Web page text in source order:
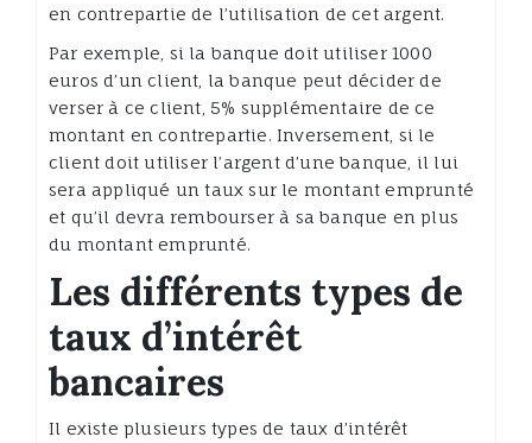
en contrepartie de l’utilisation de cet argent.
Par exemple, si la banque doit utiliser 1000
euros d’un client, la banque peut décider de
verser à ce client, 5% supplémentaire de ce
montant en contrepartie. Inversement, si le
client doit utiliser l’argent d’une banque, il lui
sera appliqué un taux sur le montant emprunté
et qu’il devra rembourser à sa banque en plus
du montant emprunté.
Les différents types de
taux d’intérêt
bancaires
Il existe plusieurs types de taux d’intérêt